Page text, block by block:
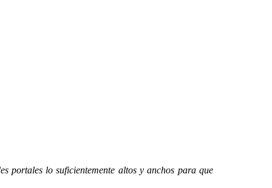
portales lo suficientemente altos y anchos para que